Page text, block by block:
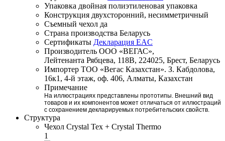
Упаковка двойная полиэтиленовая упаковка
Конструкция двухсторонний, несимметричный
Съемный чехол да
Страна производства Беларусь
Сертификаты Декларация EAC
Производитель ООО «ВЕГАС»,
Лейтенанта Рябцева, 118В, 224025, Брест, Беларусь
Импортер ТОО «Вегас Казахстан». З. Кабдолова,
16к1, 4-й этаж, оф. 406, Алматы, Казахстан
Примечание
На иллюстрациях представлены прототипы. Внешний вид
товаров и их компонентов может отличаться от иллюстраций
с сохранением декларируемых потребительских свойств.
Структура
Чехол Crystal Tex + Crystal Thermo
1